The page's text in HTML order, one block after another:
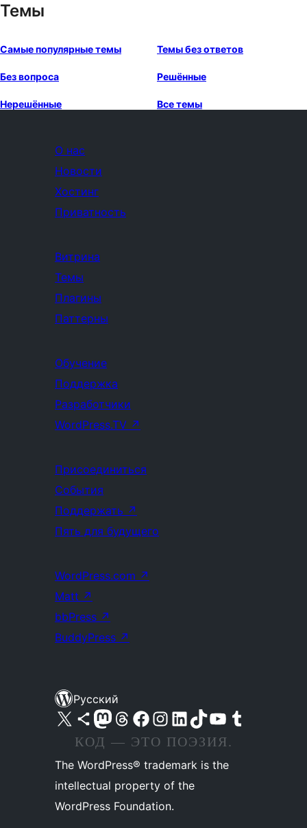
Темы
Самые популярные темы Темы без ответов
Без вопроса Решённые
Нерешённые Все темы
О нас
Новости
Хостинг
Приватность
Витрина
Темы
Плагины
Паттерны
Обучение
Поддержка
Разработчики
WordPress.TV ↗
Присоединиться
События
Поддержать ↗
Пять для будущего
WordPress.com ↗
Matt ↗
bbPress ↗
BuddyPress ↗
Русский
Посетите нас в X (ранее Twitter)
Посетите нашу учётную запись в Bluesky
Посетите нашу ленту в Mastodon
Посетите нашу учётную запись в Threads
Посетите нашу страницу на Facebook
Посетите наш Instagram
Посетите нашу страницу в LinkedIn
Посетите нашу учётную запись в TikTok
Посетите наш канал YouTube
Посетите нашу учётную запись в Tumblr
КОД — ЭТО ПОЭЗИЯ.
The WordPress® trademark is the
intellectual property of the
WordPress Foundation.